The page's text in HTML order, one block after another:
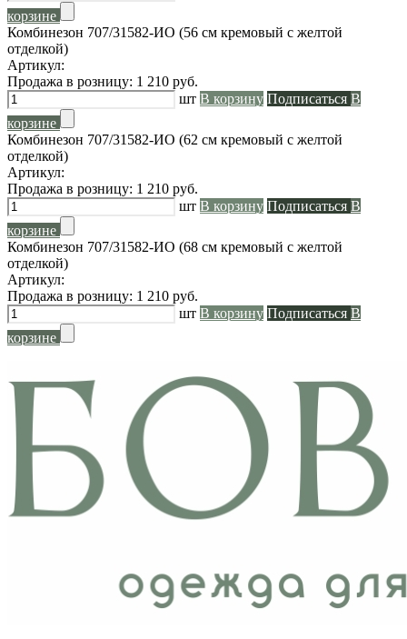
корзине
Комбинезон 707/31582-ИО (56 см кремовый с желтой
отделкой)
Артикул:
Продажа в розницу: 1 210 руб.
шт В корзину Подписаться В
корзине
Комбинезон 707/31582-ИО (62 см кремовый с желтой
отделкой)
Артикул:
Продажа в розницу: 1 210 руб.
шт В корзину Подписаться В
корзине
Комбинезон 707/31582-ИО (68 см кремовый с желтой
отделкой)
Артикул:
Продажа в розницу: 1 210 руб.
шт В корзину Подписаться В
корзине